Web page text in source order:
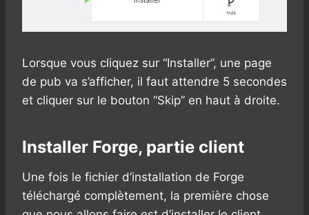
Lorsque vous cliquez sur “Installer”, une page
de pub va s’afficher, il faut attendre 5 secondes
et cliquer sur le bouton “Skip” en haut à droite.
Installer Forge, partie client
Une fois le fichier d’installation de Forge
téléchargé complètement, la première chose